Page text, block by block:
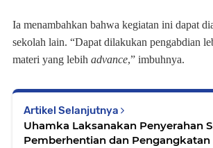
Ia menambahkan bahwa kegiatan ini dapat
sekolah lain. “Dapat dilakukan pengabdian
materi yang lebih advance,” imbuhnya.
Artikel Selanjutnya
Uhamka Laksanakan Penyerahan
Pemberhentian dan Pengangkatan